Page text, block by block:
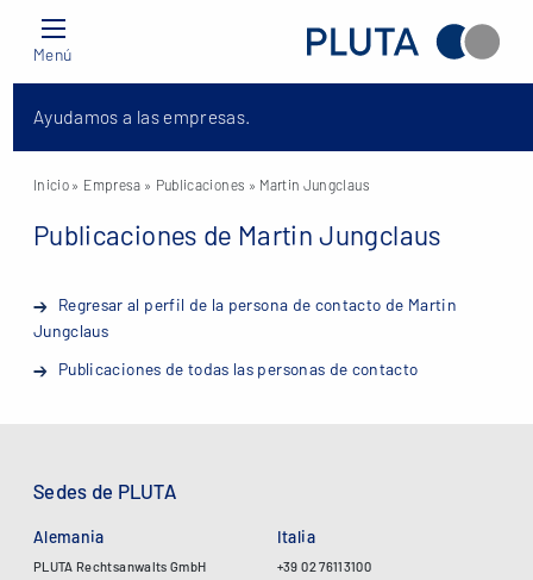
Menú
Ayudamos a las empresas.
Inicio » Empresa » Publicaciones » Martin Jungclaus
Publicaciones de Martin Jungclaus
Regresar al perfil de la persona de contacto de Martin
Jungclaus
Publicaciones de todas las personas de contacto
Sedes de PLUTA
Alemania
PLUTA Rechtsanwalts GmbH
Italia
+39 02 76113100